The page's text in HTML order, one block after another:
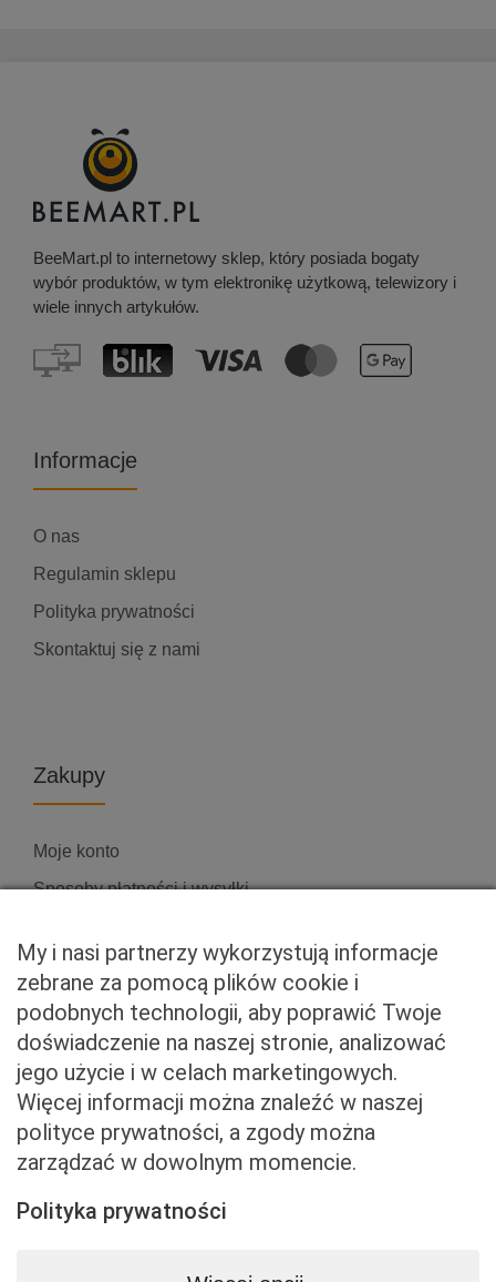
BeeMart.pl to internetowy sklep, który posiada bogaty
wybór produktów, w tym elektronikę użytkową, telewizory i
wiele innych artykułów.
Informacje
O nas
Regulamin sklepu
Polityka prywatności
Skontaktuj się z nami
Zakupy
Moje konto
Sposoby płatności i wysyłki
Właściciel serwisu
Baveno Sp. z o. o.
Czerniakowska 71/408a
00-715 Warszawa
NIP: 5273093569
KRS: 0001081683
+48 692 642 814
My i nasi partnerzy wykorzystują informacje
zebrane za pomocą plików cookie i
podobnych technologii, aby poprawić Twoje
doświadczenie na naszej stronie, analizować
jego użycie i w celach marketingowych.
Więcej informacji można znaleźć w naszej
polityce prywatności, a zgody można
zarządzać w dowolnym momencie.
Polityka prywatności